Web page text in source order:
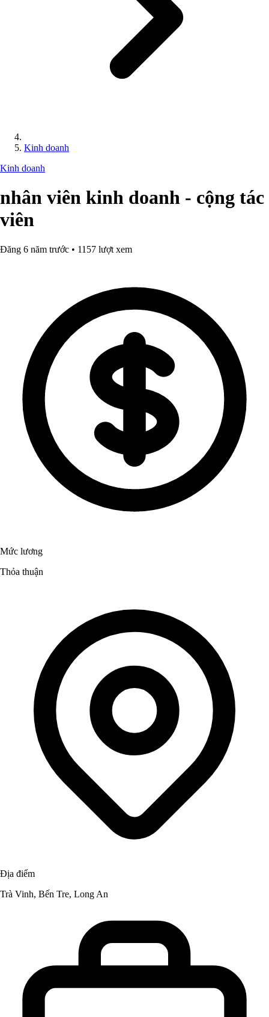
Kinh doanh
Kinh doanh
nhân viên kinh doanh - cộng tác
viên
Đăng 6 năm trước • 1157 lượt xem
Mức lương
Thỏa thuận
Địa điểm
Trà Vinh, Bến Tre, Long An